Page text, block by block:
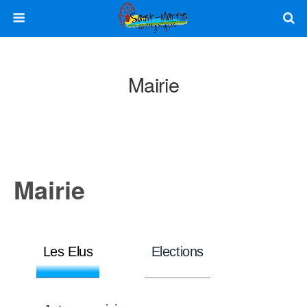
Mairie
Mairie
Les Elus Elections